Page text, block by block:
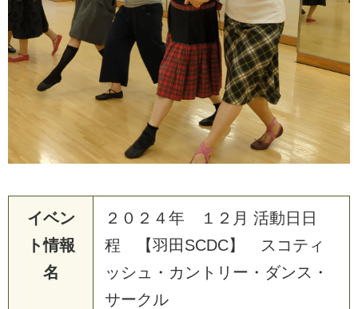
イベン
ト情報
名
２０２４年 １２月 活動日日
程 【羽田SCDC】 スコティ
ッシュ・カントリー・ダンス・
サークル